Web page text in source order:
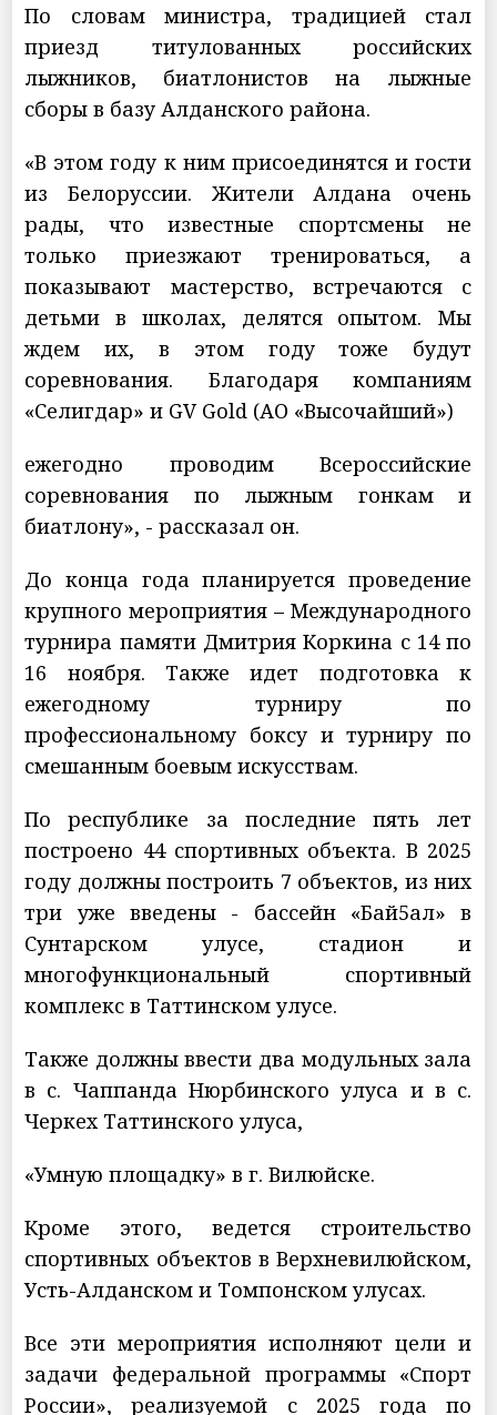
По словам министра, традицией стал
приезд титулованных российских
лыжников, биатлонистов на лыжные
сборы в базу Алданского района.
«В этом году к ним присоединятся и гости
из Белоруссии. Жители Алдана очень
рады, что известные спортсмены не
только приезжают тренироваться, а
показывают мастерство, встречаются с
детьми в школах, делятся опытом. Мы
ждем их, в этом году тоже будут
соревнования. Благодаря компаниям
«Селигдар» и GV Gold (АО «Высочайший»)
ежегодно проводим Всероссийские
соревнования по лыжным гонкам и
биатлону», - рассказал он.
До конца года планируется проведение
крупного мероприятия – Международного
турнира памяти Дмитрия Коркина с 14 по
16 ноября. Также идет подготовка к
ежегодному турниру по
профессиональному боксу и турниру по
смешанным боевым искусствам.
По республике за последние пять лет
построено 44 спортивных объекта. В 2025
году должны построить 7 объектов, из них
три уже введены - бассейн «Бай5ал» в
Сунтарском улусе, стадион и
многофункциональный спортивный
комплекс в Таттинском улусе.
Также должны ввести два модульных зала
в с. Чаппанда Нюрбинского улуса и в с.
Черкех Таттинского улуса,
«Умную площадку» в г. Вилюйске.
Кроме этого, ведется строительство
спортивных объектов в Верхневилюйском,
Усть-Алданском и Томпонском улусах.
Все эти мероприятия исполняют цели и
задачи федеральной программы «Спорт
России», реализуемой с 2025 года по